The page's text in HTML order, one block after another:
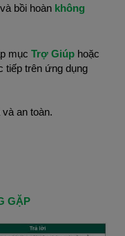
bồi hoàn không
mục Trợ Giúp hoặc
tiếp trên ứng dụng
an toàn.
GẶP